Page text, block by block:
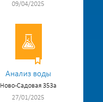
09/04/2025
Анализ воды
Ново-Садовая 353а
27/01/2025